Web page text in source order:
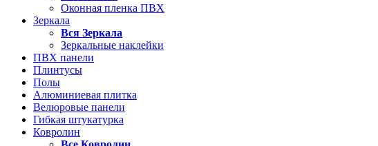
Оконная пленка ПВХ
Зеркала
Вся Зеркала
Зеркальные наклейки
ПВХ панели
Плинтусы
Полы
Алюминиевая плитка
Велюровые панели
Гибкая штукатурка
Ковролин